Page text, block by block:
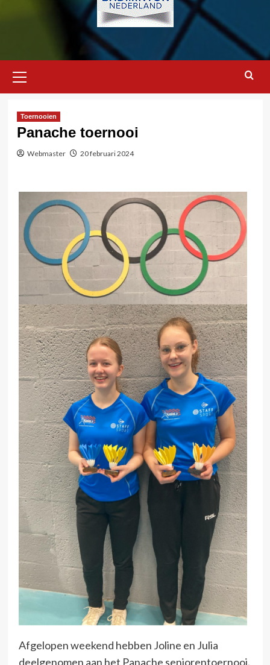
menu
Toernooien
Panache toernooi
Webmaster 20 februari 2024
Afgelopen weekend hebben Joline en Julia
deelgenomen aan het Panache seniorentoernooi.